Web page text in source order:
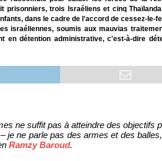
trois Israéliens et cinq
dans le cadre de l'accord de cessez-le-
israéliennes, soumis aux mauvias
détention administrative, c'est-à-dire
ne suffit pas à atteindre des objectifs
je ne parle pas des armes et des
Ramzy Baroud.